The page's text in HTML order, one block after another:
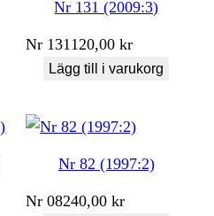
Nr 131 (2009:3)
Nr 131 120,00kr
Lägg till i varukorg
Nr 82 (1997:2)
Nr 08240,00kr